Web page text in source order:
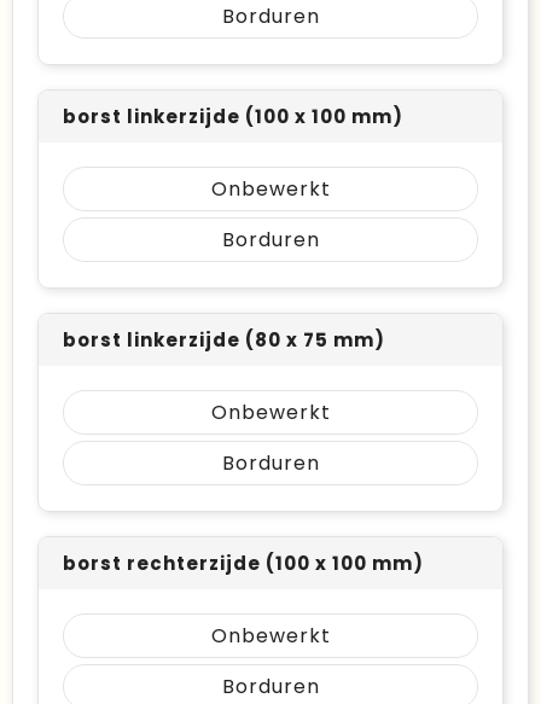
Borduren
borst linkerzijde (100 x 100 mm)
Onbewerkt
Borduren
borst linkerzijde (80 x 75 mm)
Onbewerkt
Borduren
borst rechterzijde (100 x 100 mm)
Onbewerkt
Borduren